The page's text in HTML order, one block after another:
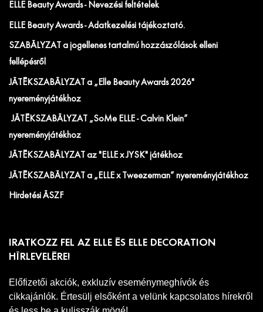
ELLE Beauty Awards - Nevezési feltételek
ELLE Beauty Awards - Adatkezelési tájékoztató.
SZABÁLYZAT a jogellenes tartalmú hozzászólások elleni
fellépésről
JÁTÉKSZABÁLYZAT a „Elle Beauty Awards 2026"
nyereményjátékhoz
JÁTÉKSZABÁLYZAT „SoMe ELLE - Calvin Klein”
nyereményjátékhoz
JÁTÉKSZABÁLYZAT az "ELLE x JYSK" játékhoz
JÁTÉKSZABÁLYZAT a „ELLE x Tweezerman” nyereményjátékhoz
Hirdetési ÁSZF
IRATKOZZ FEL AZ ELLE ÉS ELLE DECORATION
HÍRLEVELÉRE!
Előfizetői akciók, exkluzív eseménymeghívók és
cikkajánlók. Értesülj elsőként a velünk kapcsolatos hírekről